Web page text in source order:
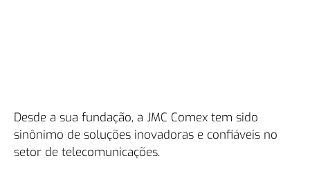
Desde a sua fundação, a JMC Comex tem sido
sinônimo de soluções inovadoras e confiáveis no
setor de telecomunicações.